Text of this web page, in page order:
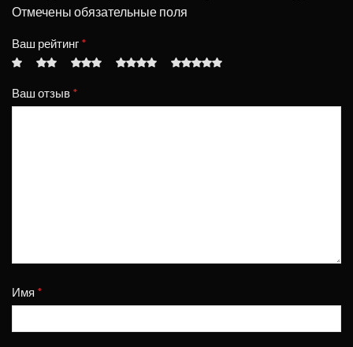
Отмечены обязательные поля
Ваш рейтинг *
Ваш отзыв *
Имя *